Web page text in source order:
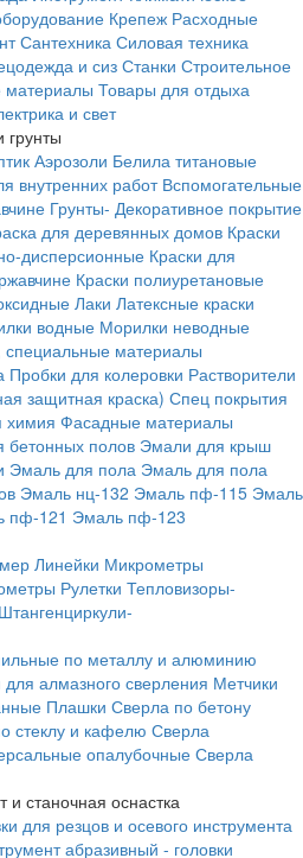
Крепеж Расходные
Сантехника Силовая техника
и сиз Станки Строительное
материалы Товары для отдыха
и свет
Аэрозоли Белила титановые
внутренних работ Вспомогательные
Грунты- Декоративное покрытие
для деревянных домов Краски
дисперсионные Краски для
Краски полиуретановые
Лаки Латексные краски
водные Морилки неводные
материалы
Пробки для колеровки Растворители
защитная краска) Спец покрытия
химия Фасадные материалы
бетонных полов Эмали для крыш
Эмаль для пола Эмаль для пола
Эмаль нц-132 Эмаль пф-115 Эмаль
пф-121 Эмаль пф-123
Линейки Микрометры
Рулетки Тепловизоры-
Штангенциркули-
по металлу и алюминию
для алмазного сверления Метчики
Плашки Сверла по бетону
стеклу и кафелю Сверла
опалубочныеСверла
станочная оснастка
для резцов и осевого инструмента
абразивный - головки